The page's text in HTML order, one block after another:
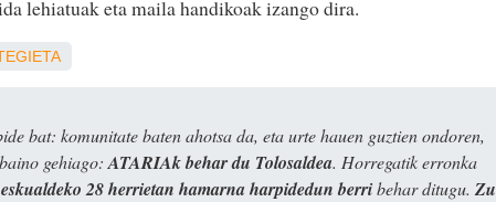
lehiatuak eta maila handikoak izango dira.
bat: komunitate baten ahotsa da, eta urte hauen guztien ondoren,
gehiago: ATARIAk behar du Tolosaldea. Horregatik erronka
28 herrietan hamarna harpidedun berribehar ditugu. Zu